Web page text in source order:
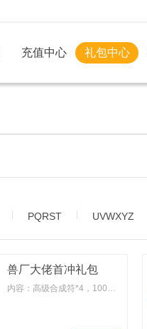
充值中心 礼包中心
PQRST UVWXYZ
兽厂大佬首冲礼包
内容：高级合成符*4，100灵兽气息*4，1级宝石宝箱*2，青龙灵珠(中)*3